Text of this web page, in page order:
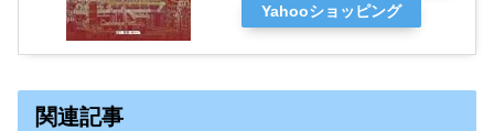
Yahooショッピング
関連記事